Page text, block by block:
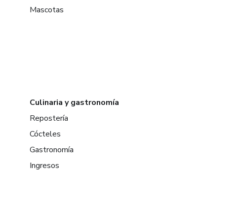
Mascotas
Culinaria y gastronomía
Repostería
Cócteles
Gastronomía
Ingresos